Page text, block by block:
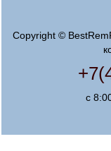
Copyright ©
с